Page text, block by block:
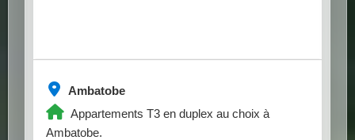
Ambatobe
Appartements T3 en duplex au choix à
Ambatobe.